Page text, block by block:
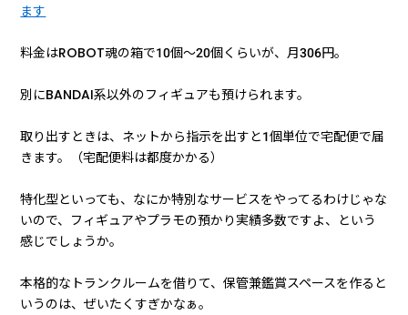
ます
料金はROBOT魂の箱で10個～20個くらいが、月306円。
別にBANDAI系以外のフィギュアも預けられます。
取り出すときは、ネットから指示を出すと1個単位で宅配便で届
きます。（宅配便料は都度かかる）
特化型といっても、なにか特別なサービスをやってるわけじゃな
いので、フィギュアやプラモの預かり実績多数ですよ、という
感じでしょうか。
本格的なトランクルームを借りて、保管兼鑑賞スペースを作ると
いうのは、ぜいたくすぎかなぁ。